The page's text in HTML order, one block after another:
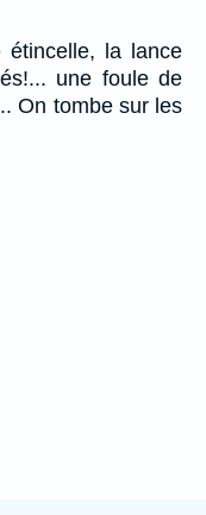
étincelle, la lance
une foule de
On tombe sur les